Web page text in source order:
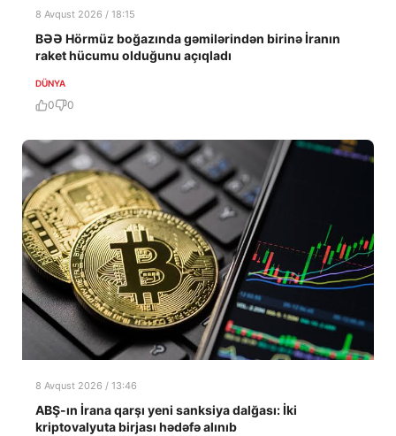
8 Avqust 2026 / 18:15
BƏƏ Hörmüz boğazında gəmilərindən birinə İranın
raket hücumu olduğunu açıqladı
DÜNYA
0 0
8 Avqust 2026 / 13:46
ABŞ-ın İrana qarşı yeni sanksiya dalğası: İki
kriptovalyuta birjası hədəfə alınıb